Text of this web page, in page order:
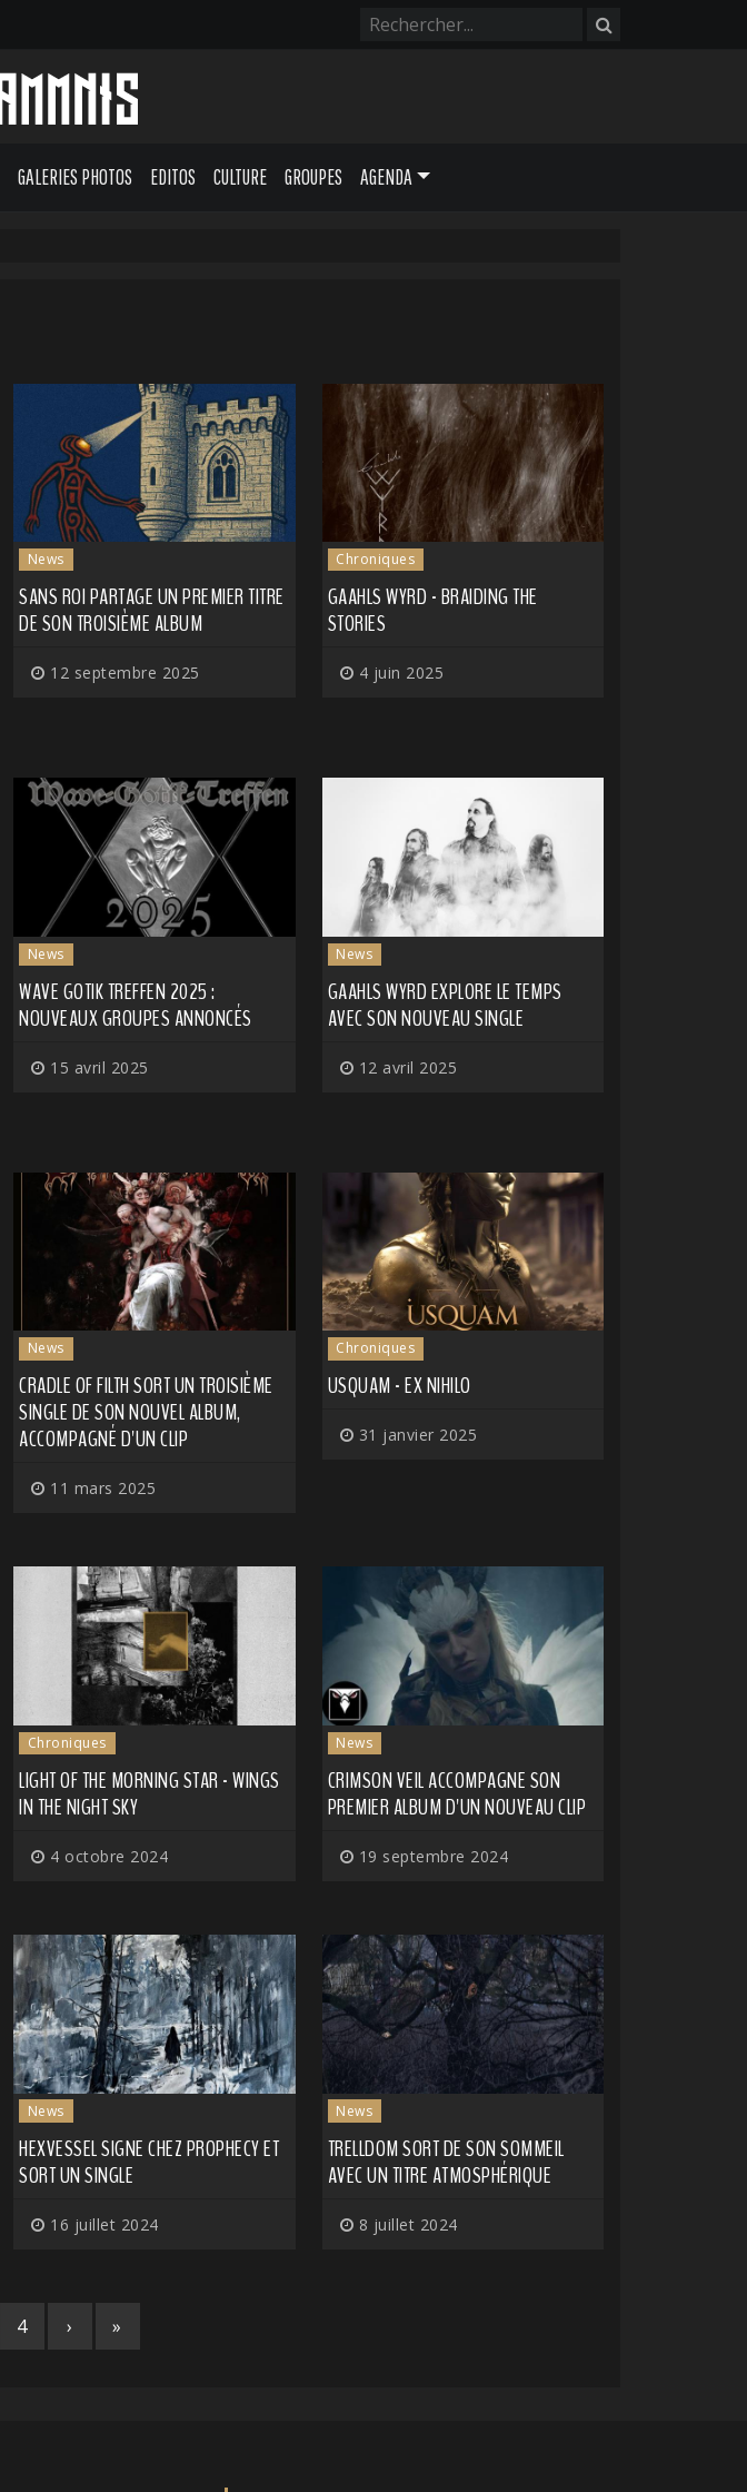
GALERIES PHOTOS EDITOS CULTURE GROUPES AGENDA
News
SANS ROI PARTAGE UN PREMIER TITRE
DE SON TROISIÈME ALBUM
12 septembre 2025
Chroniques
GAAHLS WYRD - BRAIDING THE
STORIES
4 juin 2025
News
WAVE GOTIK TREFFEN 2025 :
NOUVEAUX GROUPES ANNONCÉS
15 avril 2025
News
GAAHLS WYRD EXPLORE LE TEMPS
AVEC SON NOUVEAU SINGLE
12 avril 2025
News
CRADLE OF FILTH SORT UN TROISIÈME
SINGLE DE SON NOUVEL ALBUM,
ACCOMPAGNÉ D'UN CLIP
11 mars 2025
Chroniques
USQUAM - EX NIHILO
31 janvier 2025
Chroniques
LIGHT OF THE MORNING STAR - WINGS
IN THE NIGHT SKY
4 octobre 2024
News
CRIMSON VEIL ACCOMPAGNE SON
PREMIER ALBUM D'UN NOUVEAU CLIP
19 septembre 2024
News
HEXVESSEL SIGNE CHEZ PROPHECY ET
SORT UN SINGLE
16 juillet 2024
News
TRELLDOM SORT DE SON SOMMEIL
AVEC UN TITRE ATMOSPHÉRIQUE
8 juillet 2024
4 › »